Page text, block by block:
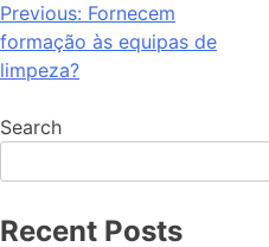
Previous: Fornecem
formação às equipas de
limpeza?
Search
Recent Posts